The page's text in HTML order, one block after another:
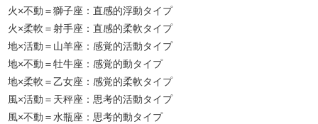
火×不動＝獅子座：直感的浮動タイプ
火×柔軟＝射手座：直感的柔軟タイプ
地×活動＝山羊座：感覚的活動タイプ
地×不動＝牡牛座：感覚的動タイプ
地×柔軟＝乙女座：感覚的柔軟タイプ
風×活動＝天秤座：思考的活動タイプ
風×不動＝水瓶座：思考的動タイプ